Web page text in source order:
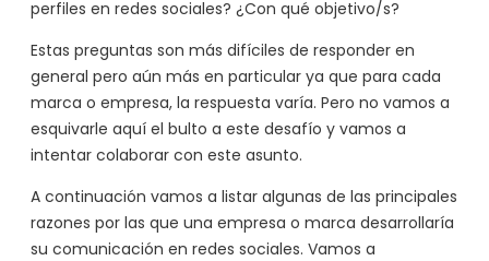
perfiles en redes sociales? ¿Con qué objetivo/s?
Estas preguntas son más difíciles de responder en
general pero aún más en particular ya que para cada
marca o empresa, la respuesta varía. Pero no vamos a
esquivarle aquí el bulto a este desafío y vamos a
intentar colaborar con este asunto.
A continuación vamos a listar algunas de las principales
razones por las que una empresa o marca desarrollaría
su comunicación en redes sociales. Vamos a